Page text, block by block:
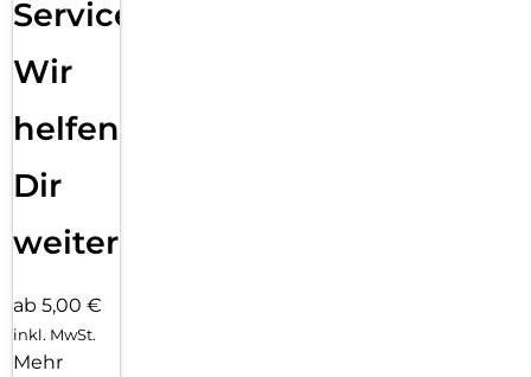
Service:
Wir
helfen
Dir
weiter
ab 5,00 €
inkl. MwSt.
Mehr